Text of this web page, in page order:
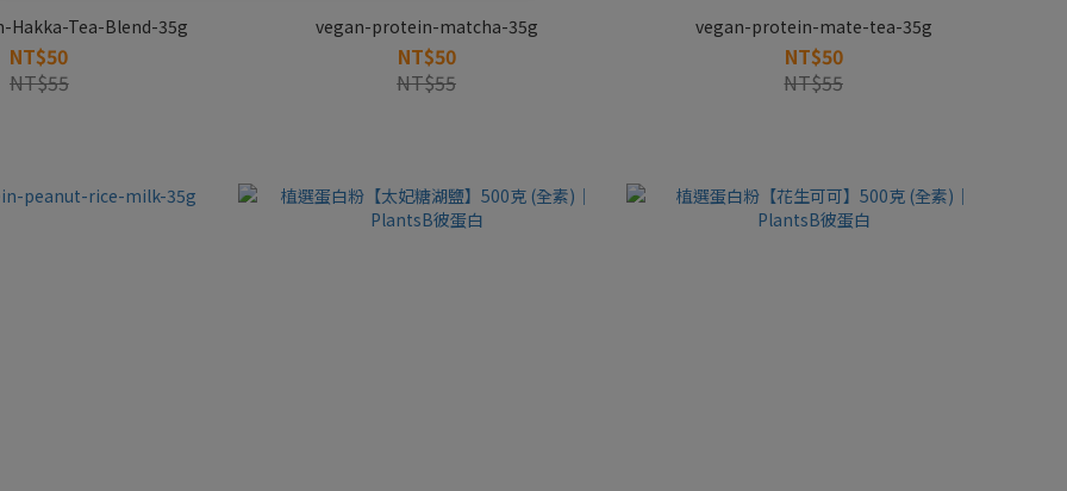
Hakka-Tea-Blend-35g
NT$50
NT$55
vegan-protein-matcha-35g
NT$50
NT$55
vegan-protein-mate-tea-35g
NT$50
NT$55